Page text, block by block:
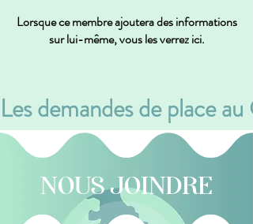
Lorsque ce membre ajoutera des informations
sur lui-même, vous les verrez ici.
Les demandes de place
NOUS JOINDRE